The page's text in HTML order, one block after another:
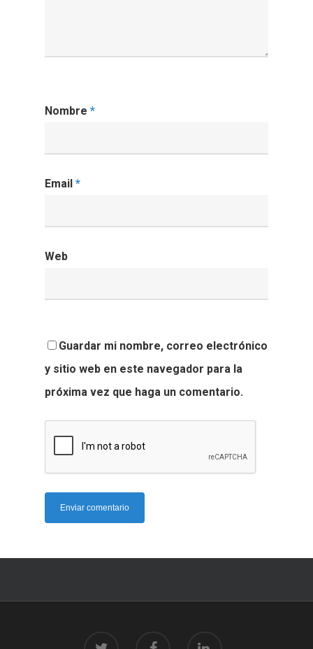
Nombre *
Email *
Web
Guardar mi nombre, correo electrónico
y sitio web en este navegador para la
próxima vez que haga un comentario.